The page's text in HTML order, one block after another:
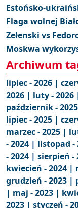
Estońsko-
Flaga wolnej
Zełenski vs
Moskwa
Archiwum
lipiec - 2026 |
2026 | luty - 2026
październik -
lipiec - 2025 |
marzec - 2025 |
- 2024 | listopad -
- 2024 | sierpień -
kwiecień - 2024 |
grudzień - 2023 |
| maj - 2023 |
2023 | styczeń -